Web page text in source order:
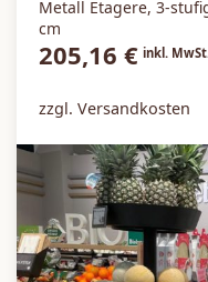
Metall Etagere, 3-
cm
205,16 € inkl.
zzgl. Versandkosten